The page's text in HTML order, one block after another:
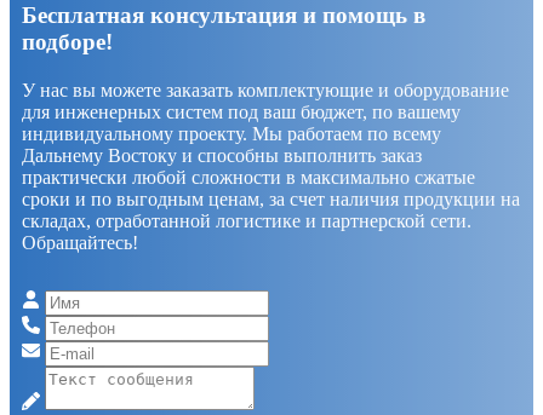
Бесплатная консультация и помощь в
подборе!
У нас вы можете заказать комплектующие и оборудование
для инженерных систем под ваш бюджет, по вашему
индивидуальному проекту. Мы работаем по всему
Дальнему Востоку и способны выполнить заказ
практически любой сложности в максимально сжатые
сроки и по выгодным ценам, за счет наличия продукции на
складах, отработанной логистике и партнерской сети.
Обращайтесь!